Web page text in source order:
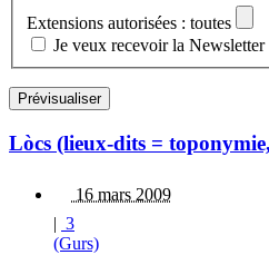
Extensions autorisées : toutes
Je veux recevoir la Newsletter
Lòcs (lieux-dits =
16 mars 2009
| 3
(Gurs)